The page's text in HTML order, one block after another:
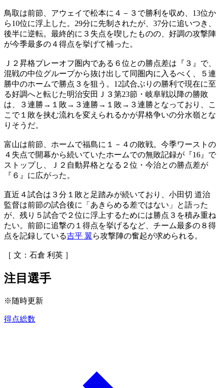
鳥取は前節、アウェイで松本に４－３で勝利を収め、13位か
ら10位に浮上した。29分に先制されたが、37分に追いつき、
後半に逆転。最終的に３失点を喫したものの、好調の攻撃陣
が今季最多の４得点を挙げて補った。
Ｊ２昇格プレーオフ圏内である６位との勝点差は『３』で、
混戦の中位グループから抜け出して同圏内に入るべく、５連
勝中のホームで勝点３を狙う。12試合ぶりの勝利で現在に至
る好調へと転じた明治安田Ｊ３第23節・岐阜戦以降の勝敗
は、３連勝→１敗→３連勝→１敗→３連勝となっており、こ
こで１敗を挟む流れを変えられるかが昇格争いの分水嶺とな
りそうだ。
富山は前節、ホームで福島に１－４の敗戦。今季ワーストの
４失点で開幕から続いていたホームでの無敗記録が『16』で
ストップし、Ｊ２自動昇格となる２位・今治との勝点差が
『６』に広がった。
直近４試合は３分１敗と足踏みが続いており、小田切 道治
監督は前節の試合後に「あきらめる差ではない」と語った
が、残り５試合で２位に浮上するためには勝点３を積み重ね
たい。前節に追撃の１得点を挙げるなど、チーム最多の８得
点を記録している吉平 翼ら攻撃陣の奮起が求められる。
［ 文：石倉 利英 ］
注目選手
※随時更新
得点総数